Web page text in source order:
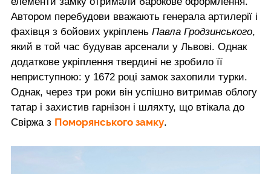
Автором перебудови вважають генерала артилерії і
фахівця з бойових укріплень Павла Гродзинського,
який в той час будував арсенали у Львові. Однак
додаткове укріплення твердині не зробило її
неприступною: у 1672 році замок захопили турки.
Однак, через три роки він успішно витримав облогу
татар і захистив гарнізон і шляхту, що втікала до
Свіржа з Поморянського замку.